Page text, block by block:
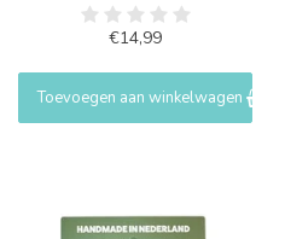
€14,99
Toevoegen aan winkelwagen